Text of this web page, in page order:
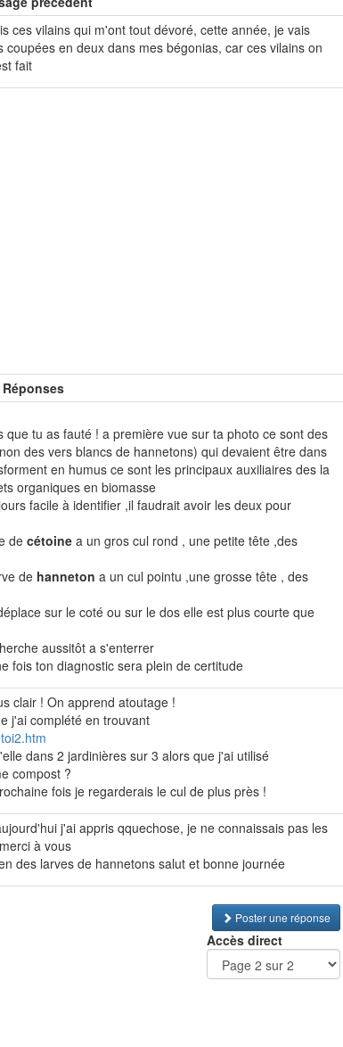
ces vilains qui m'ont tout dévoré, cette année, je vais
coupées en deux dans mes bégonias, car ces vilains on
fait
Réponses
que tu as fauté ! a première vue sur ta photo ce sont des
des vers blancs de hannetons) qui devaient être dans
en humus ce sont les principaux auxiliaires des la
organiques en biomasse
facile à identifier ,il faudrait avoir les deux pour
de cétoine a un gros cul rond , une petite tête ,des
de hanneton a un cul pointu ,une grosse tête , des
sur le coté ou sur le dos elle est plus courte que
aussitôt a s'enterrer
fois ton diagnostic sera plein de certitude
clair ! On apprend atoutage !
j'ai complété en trouvant
dans 2 jardinières sur 3 alors que j'ai utilisé
compost ?
fois je regarderais le cul de plus près !
j'ai appris qquechose, je ne connaissais pas les
à vous
des larves de hannetons salut et bonne journée
Poster une réponse
Accès direct